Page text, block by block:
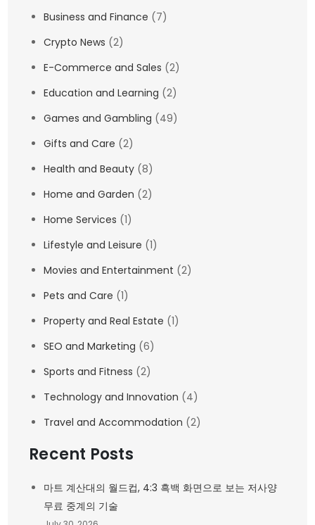
Business and Finance (7)
Crypto News (2)
E-Commerce and Sales (2)
Education and Learning (2)
Games and Gambling (49)
Gifts and Care (2)
Health and Beauty (8)
Home and Garden (2)
Home Services (1)
Lifestyle and Leisure (1)
Movies and Entertainment (2)
Pets and Care (1)
Property and Real Estate (1)
SEO and Marketing (6)
Sports and Fitness (2)
Technology and Innovation (4)
Travel and Accommodation (2)
Recent Posts
마트 계산대의 월드컵, 4:3 흑백 화면으로 보는 저사양
무료 중계의 기술